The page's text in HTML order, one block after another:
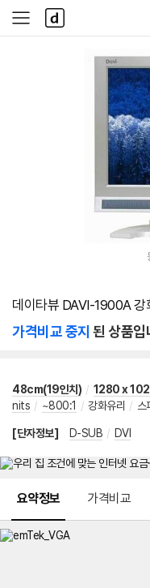
사
이
다
나
와
데이타뷰 DAVI-1900A 강
가격비교 중지 된 상품입
48cm(19인치) / 1280 x
nits / ~800:1 / 강화유리 / 스
[단자정보] D-SUB / DVI
요약정보 가격비교